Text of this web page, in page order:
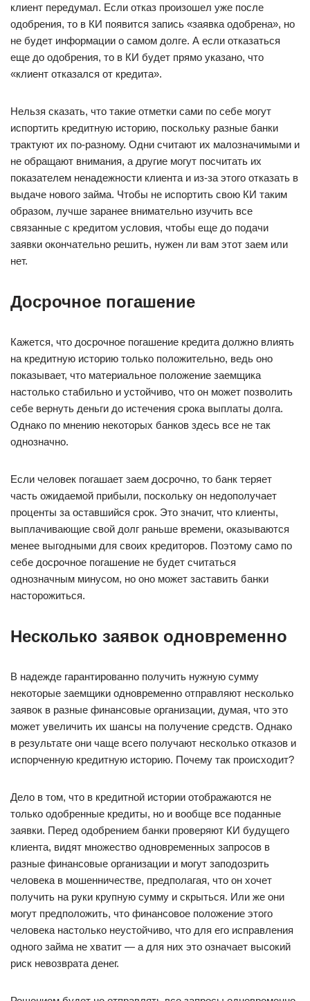
клиент передумал. Если отказ произошел уже после
одобрения, то в КИ появится запись «заявка одобрена», но
не будет информации о самом долге. А если отказаться
еще до одобрения, то в КИ будет прямо указано, что
«клиент отказался от кредита».
Нельзя сказать, что такие отметки сами по себе могут
испортить кредитную историю, поскольку разные банки
трактуют их по-разному. Одни считают их малозначимыми и
не обращают внимания, а другие могут посчитать их
показателем ненадежности клиента и из-за этого отказать в
выдаче нового займа. Чтобы не испортить свою КИ таким
образом, лучше заранее внимательно изучить все
связанные с кредитом условия, чтобы еще до подачи
заявки окончательно решить, нужен ли вам этот заем или
нет.
Досрочное погашение
Кажется, что досрочное погашение кредита должно влиять
на кредитную историю только положительно, ведь оно
показывает, что материальное положение заемщика
настолько стабильно и устойчиво, что он может позволить
себе вернуть деньги до истечения срока выплаты долга.
Однако по мнению некоторых банков здесь все не так
однозначно.
Если человек погашает заем досрочно, то банк теряет
часть ожидаемой прибыли, поскольку он недополучает
проценты за оставшийся срок. Это значит, что клиенты,
выплачивающие свой долг раньше времени, оказываются
менее выгодными для своих кредиторов. Поэтому само по
себе досрочное погашение не будет считаться
однозначным минусом, но оно может заставить банки
насторожиться.
Несколько заявок одновременно
В надежде гарантированно получить нужную сумму
некоторые заемщики одновременно отправляют несколько
заявок в разные финансовые организации, думая, что это
может увеличить их шансы на получение средств. Однако
в результате они чаще всего получают несколько отказов и
испорченную кредитную историю. Почему так происходит?
Дело в том, что в кредитной истории отображаются не
только одобренные кредиты, но и вообще все поданные
заявки. Перед одобрением банки проверяют КИ будущего
клиента, видят множество одновременных запросов в
разные финансовые организации и могут заподозрить
человека в мошенничестве, предполагая, что он хочет
получить на руки крупную сумму и скрыться. Или же они
могут предположить, что финансовое положение этого
человека настолько неустойчиво, что для его исправления
одного займа не хватит — а для них это означает высокий
риск невозврата денег.